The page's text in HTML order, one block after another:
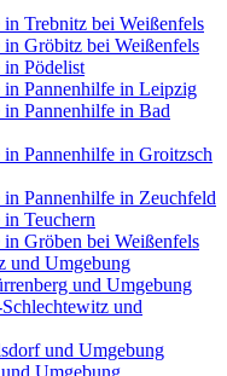
Trebnitz bei Weißenfels
Gröbitz bei Weißenfels
in Pödelist
in Pannenhilfe in Leipzig
Pannenhilfe in Bad
Pannenhilfe in Groitzsch
Pannenhilfe in Zeuchfeld
Teuchern
Gröben bei Weißenfels
und Umgebung
und Umgebung
und
und Umgebung